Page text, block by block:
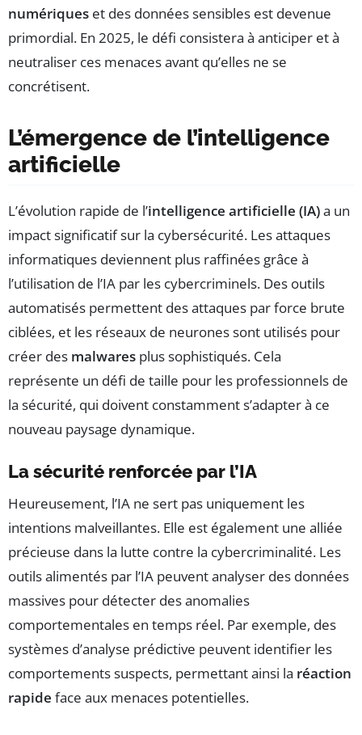
numériques et des données sensibles est devenue
primordial. En 2025, le défi consistera à anticiper et à
neutraliser ces menaces avant qu’elles ne se
concrétisent.
L’émergence de l’intelligence
artificielle
L’évolution rapide de l’intelligence artificielle (IA)a un
impact significatif sur la cybersécurité. Les attaques
informatiques deviennent plus raffinées grâce à
l’utilisation de l’IA par les cybercriminels. Des outils
automatisés permettent des attaques par force brute
ciblées, et les réseaux de neurones sont utilisés pour
créer des malwares plus sophistiqués. Cela
représente un défi de taille pour les professionnels de
la sécurité, qui doivent constamment s’adapter à ce
nouveau paysage dynamique.
La sécurité renforcée par l’IA
Heureusement, l’IA ne sert pas uniquement les
intentions malveillantes. Elle est également une alliée
précieuse dans la lutte contre la cybercriminalité. Les
outils alimentés par l’IA peuvent analyser des données
massives pour détecter des anomalies
comportementales en temps réel. Par exemple, des
systèmes d’analyse prédictive peuvent identifier les
comportements suspects, permettant ainsi la réaction
rapide face aux menaces potentielles.